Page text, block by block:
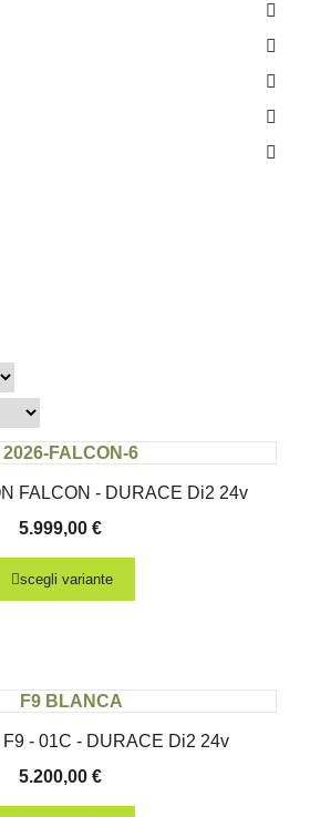
FALCON - DURACE Di2 24v
5.999,00 €
scegli variante
- 01C - DURACE Di2 24v
5.200,00 €